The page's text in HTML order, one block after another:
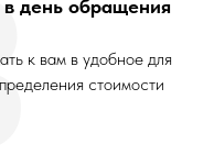
день обращения
к вам в удобное для
стоимости